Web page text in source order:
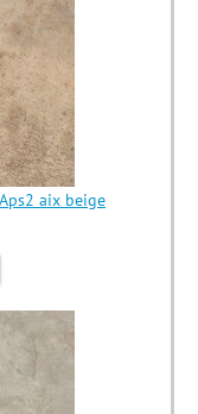
aix beige